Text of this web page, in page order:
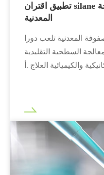
تطبيق اقتران silane عامل في المعالجة
المعدنية
المعدنية تلعب دورا
السطحية التقليدية
والكيميائية العلاج .أ